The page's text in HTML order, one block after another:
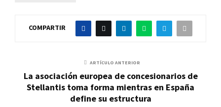
COMPARTIR
ARTÍCULO ANTERIOR
La asociación europea de concesionarios de
Stellantis toma forma mientras en España
define su estructura